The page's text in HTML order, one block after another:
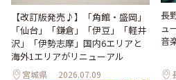
【改訂版発売♪】「角館・盛岡」
「仙台」「鎌倉」「伊豆」「軽井
沢」「伊勢志摩」国内6エリアと
海外1エリアがリニューアル
宮城県 2026.07.09
長
ュ
音